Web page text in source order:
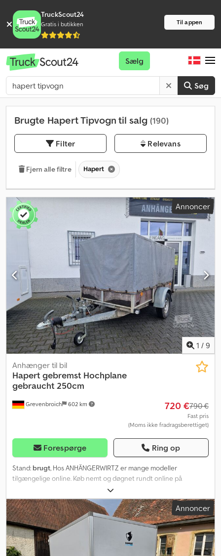
TruckScout24
Gratis i butikken Til appen
Søg
Sælg
Brugte Hapert Tipvogn til salg (190)
Filter Relevans
Fjern alle filtre Hapert
Annoncer
1 / 9
Grevenbroich 602 km
Anhænger til bil
Hapert gebremst Hochplane
gebraucht 250cm
720 €790 €
Fast pris
(Moms ikke fradragsberettiget)
Forespørge Ring op
Stand: brugt, Hos ANHÄNGERWIRTZ er mange modeller
tilgængelige online. Køb nemt og døgnet rundt online på
trailershop.de. Afhent selv eller få leveret. Den online
markedsplads for din nye trailer tilbyder stærke, kendte mærker!
Over 850 nye trailere på lager. Over 130 brugte trailere
tilgængelige til enhver tid. Eksempel (uden forpligtelse): Brugt
trailer, lavtpladsmodel med kasse og høj presenning. 40 cm høje
vægge med reling og H-formet stel foran. Bagstøtter, støttehjul.
Standen er i overensstemmelse med alder og brug. Uden gyldig
Annoncer